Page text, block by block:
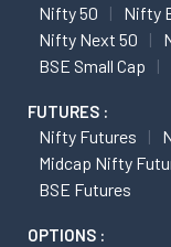
Nifty 50 Nifty
Nifty Next 50
BSE Small Cap
FUTURES :
Nifty Futures
Midcap Nifty
BSE Futures
OPTIONS :